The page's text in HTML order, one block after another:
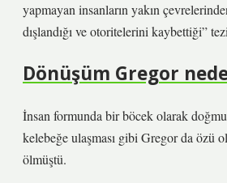
yapmayan insanların yakın
dışlandığı ve otoritelerini kaybettiği”
Dönüşüm Gregor
İnsan formunda bir böcek olarak
kelebeğe ulaşması gibi Gregor da özü
ölmüştü.